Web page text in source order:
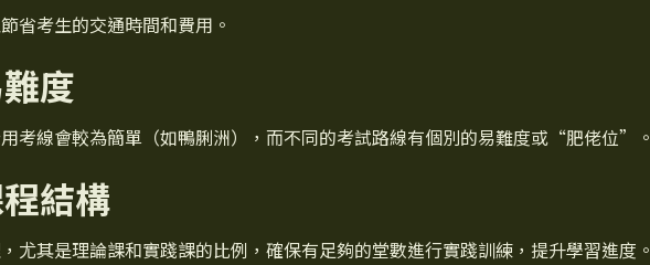
省考生的交通時間和費用。
度
考線會較為簡單（如鴨脷洲），而不同的考試路線有個別的易難度或“肥佬位”。
結構
尤其是理論課和實踐課的比例，確保有足夠的堂數進行實踐訓練，提升學習進度。